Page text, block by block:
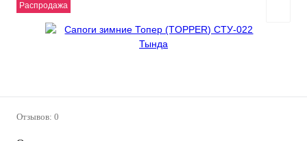
Распродажа
Отзывов: 0